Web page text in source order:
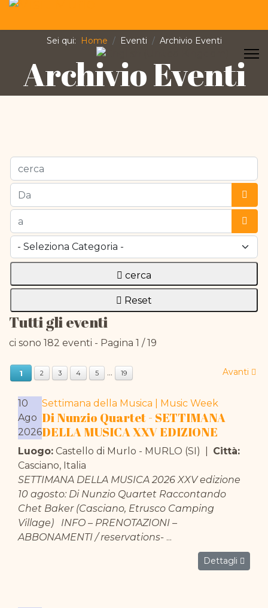
Seleziona la tua lingua
Sei qui: Home Eventi Archivio Eventi
Archivio Eventi
cerca
Apri
Apri
cerca
Reset
Tutti gli eventi
ci sono 182 eventi - Pagina 1 / 19
1 2 3 4 5 ... 19 Avanti
10
Ago
2026
Settimana della Musica | Music Week
Di Nunzio Quartet - SETTIMANA
DELLA MUSICA XXV EDIZIONE
Luogo: Castello di Murlo - MURLO (SI)
Città:
Casciano, Italia
SETTIMANA DELLA MUSICA 2026 XXV edizione
10 agosto: Di Nunzio Quartet Raccontando
Chet Baker (Casciano, Etrusco Camping
Village) INFO – PRENOTAZIONI –
ABBONAMENTI / reservations- ...
Dettagli